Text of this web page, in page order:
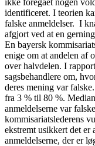
identificeret. I teorien
falske anmeldelser. I
afgjort ved at en
En bayersk
enige om at andelen af
over halvdelen. I
sagsbehandlere om,
deres mening var
fra 3 % til 80 %.
anmeldelserne var
kommisariatslederens
ekstremt usikkert det er
anmeldelserne, der er